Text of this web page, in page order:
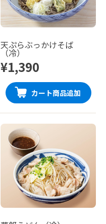
天ぷらぶっかけそば
（冷）
¥1,390
カート商品追加